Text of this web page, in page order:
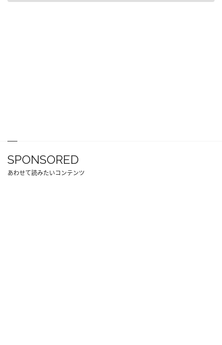
SPONSORED
あわせて読みたいコンテンツ